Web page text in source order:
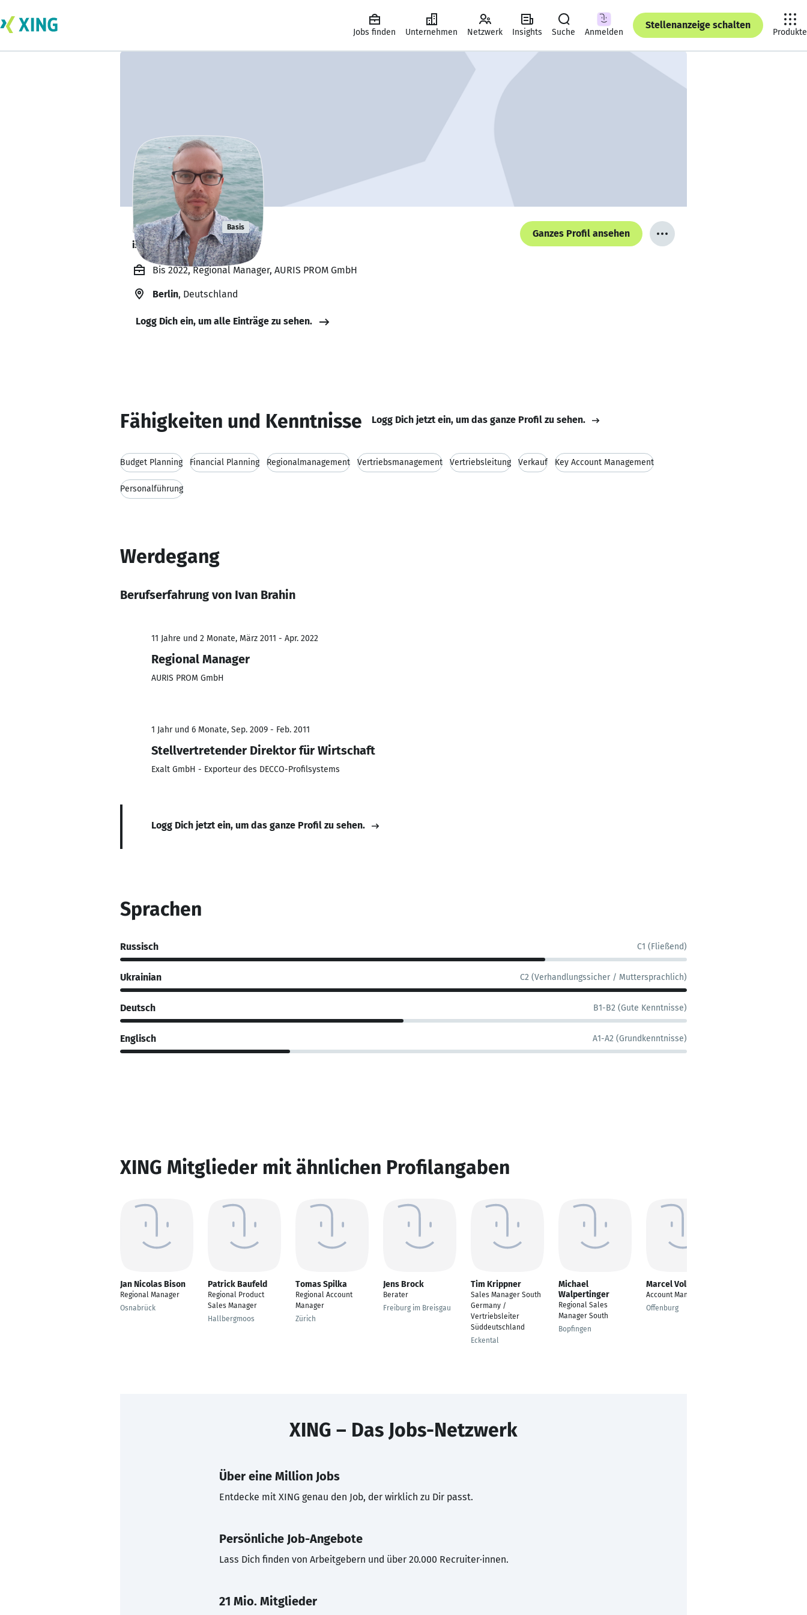
Jobs finden Unternehmen Netzwerk Insights Suche Anmelden
Stellenanzeige schalten
Produkte
Ivan Brahin Basis
is out learning. 🎓
Ganzes Profil ansehen
Bis 2022, Regional Manager, AURIS PROM GmbH
Berlin, Deutschland
Logg Dich ein, um alle Einträge zu sehen.
Fähigkeiten und Kenntnisse Logg Dich jetzt ein, um das ganze Profil zu sehen.
Budget Planning Financial Planning Regionalmanagement Vertriebsmanagement Vertriebsleitung Verkauf Key Account Management
Personalführung
Werdegang
Berufserfahrung von Ivan Brahin
11 Jahre und 2 Monate, März 2011 - Apr. 2022
Regional Manager
AURIS PROM GmbH
1 Jahr und 6 Monate, Sep. 2009 - Feb. 2011
Stellvertretender Direktor für Wirtschaft
Exalt GmbH - Exporteur des DECCO-Profilsystems
Logg Dich jetzt ein, um das ganze Profil zu sehen.
Sprachen
Russisch C1 (Fließend)
Ukrainian C2 (Verhandlungssicher / Muttersprachlich)
Deutsch B1-B2 (Gute Kenntnisse)
Englisch A1-A2 (Grundkenntnisse)
XING Mitglieder mit ähnlichen Profilangaben
Jan Nicolas Bison
Regional Manager
Osnabrück
Patrick Baufeld
Regional Product
Sales Manager
Hallbergmoos
Tomas Spilka
Regional Account
Manager
Zürich
Jens Brock
Berater
Freiburg im Breisgau
Tim Krippner
Sales Manager South
Germany /
Vertriebsleiter
Süddeutschland
Eckental
Michael
Walpertinger
Regional Sales
Manager South
Bopfingen
Marcel Vollmer
Account Manager
Offenburg
XING – Das Jobs-Netzwerk
Über eine Million Jobs
Entdecke mit XING genau den Job, der wirklich zu Dir passt.
Persönliche Job-Angebote
Lass Dich finden von Arbeitgebern und über 20.000 Recruiter·innen.
21 Mio. Mitglieder